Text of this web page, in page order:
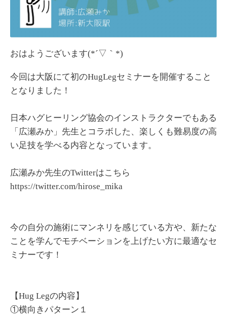
おはようございます(*´▽｀*)
今回は大阪にて初のHugLegセミナーを開催すること
となりました！
日本ハグヒーリング協会のインストラクターでもある
「広瀬みか」先生とコラボした、楽しくも難易度の高
い足技を学べる内容となっています。
広瀬みか先生のTwitterはこちら
https://twitter.com/hirose_mika
今の自分の施術にマンネリを感じている方や、新たな
ことを学んでモチベーションを上げたい方に最適なセ
ミナーです！
【Hug Legの内容】
①横向きパターン１